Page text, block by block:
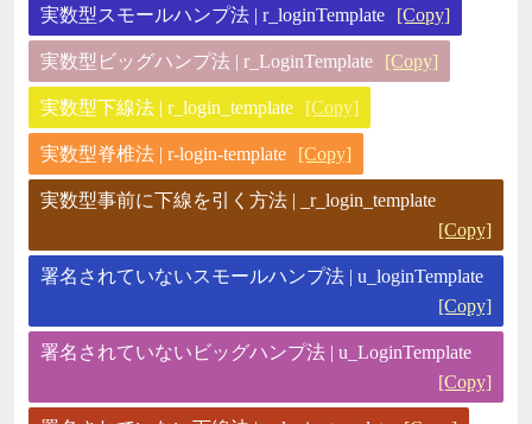
実数型スモールハンプ法 | r_loginTemplate [Copy]
実数型ビッグハンプ法 | r_LoginTemplate [Copy]
実数型下線法 | r_login_template [Copy]
実数型脊椎法 | r-login-template [Copy]
実数型事前に下線を引く方法 | _r_login_template
[Copy]
署名されていないスモールハンプ法 | u_loginTemplate
[Copy]
署名されていないビッグハンプ法 | u_LoginTemplate
[Copy]